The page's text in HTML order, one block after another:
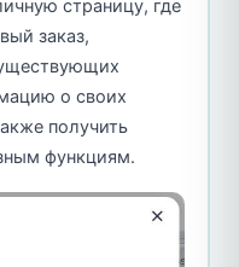
страницу, где
заказ,
о своих
получить
функциям.